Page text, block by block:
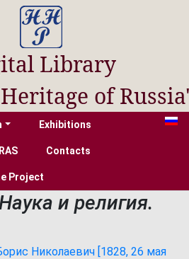
Library
of
Exhibitions
Contacts
Project
и религия.
Николаевич [1828, 26 мая